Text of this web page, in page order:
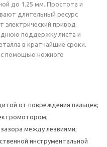
до 1.25 мм. Простота и
длительный ресурс
электрический привод
поддержку листа и
в кратчайшие сроки.
с помощью ножного
от повреждения пальцев;
между лезвиями;
инструментальной